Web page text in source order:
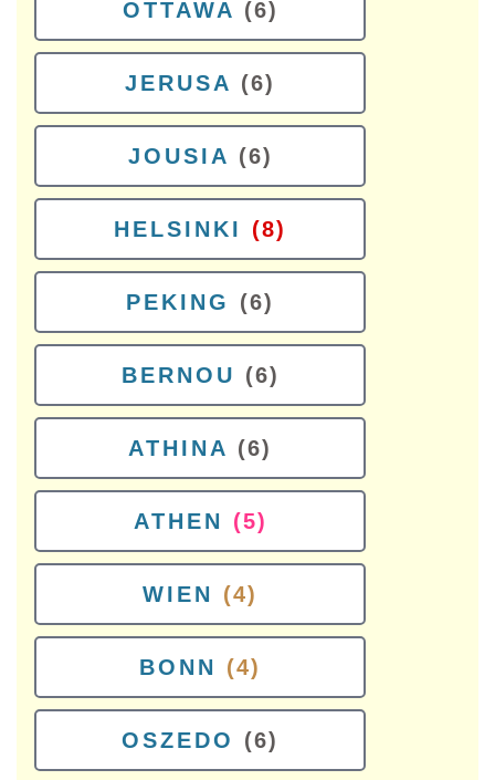
OTTAWA (6)
JERUSA (6)
JOUSIA (6)
HELSINKI (8)
PEKING (6)
BERNOU (6)
ATHINA (6)
ATHEN (5)
WIEN (4)
BONN (4)
OSZEDO (6)